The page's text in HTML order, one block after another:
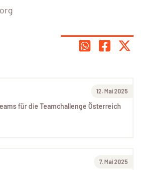
7. Mai 2025
12. Mai 2025
für die Teamchallenge Österreich